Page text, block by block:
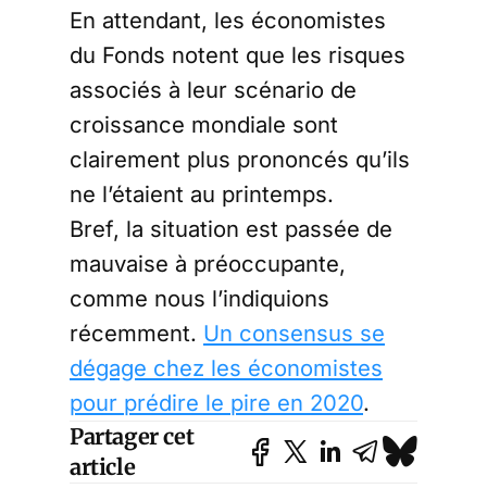
En attendant, les économistes
du Fonds notent que les risques
associés à leur scénario de
croissance mondiale sont
clairement plus prononcés qu’ils
ne l’étaient au printemps.
Bref, la situation est passée de
mauvaise à préoccupante,
comme nous l’indiquions
récemment. Un consensus se
dégage chez les économistes
pour prédire le pire en 2020.
Partager cet
article